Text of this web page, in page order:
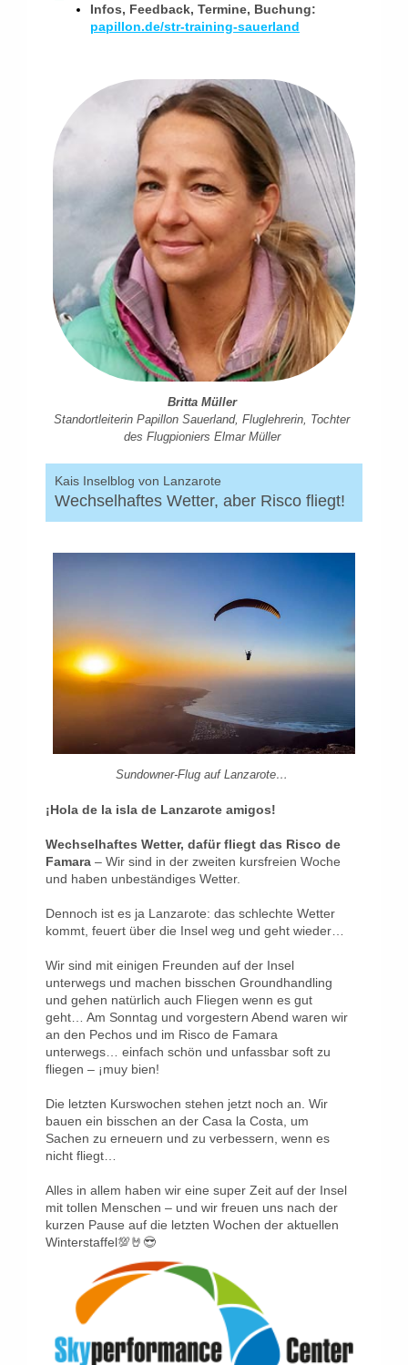
Infos, Feedback, Termine, Buchung:
papillon.de/str-training-sauerland
Britta Müller
Standortleiterin Papillon Sauerland, Fluglehrerin, Tochter
des Flugpioniers Elmar Müller
Kais Inselblog von Lanzarote
Wechselhaftes Wetter, aber Risco fliegt!
Sundowner-Flug auf Lanzarote…
¡Hola de la isla de Lanzarote amigos!
Wechselhaftes Wetter, dafür fliegt das Risco de
Famara – Wir sind in der zweiten kursfreien Woche
und haben unbeständiges Wetter.
Dennoch ist es ja Lanzarote: das schlechte Wetter
kommt, feuert über die Insel weg und geht wieder…
Wir sind mit einigen Freunden auf der Insel
unterwegs und machen bisschen Groundhandling
und gehen natürlich auch Fliegen wenn es gut
geht… Am Sonntag und vorgestern Abend waren wir
an den Pechos und im Risco de Famara
unterwegs… einfach schön und unfassbar soft zu
fliegen – ¡muy bien!
Die letzten Kurswochen stehen jetzt noch an. Wir
bauen ein bisschen an der Casa la Costa, um
Sachen zu erneuern und zu verbessern, wenn es
nicht fliegt…
Alles in allem haben wir eine super Zeit auf der Insel
mit tollen Menschen – und wir freuen uns nach der
kurzen Pause auf die letzten Wochen der aktuellen
Winterstaffel💯🤘😎